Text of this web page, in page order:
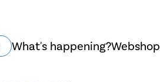
What's happening?Webshop